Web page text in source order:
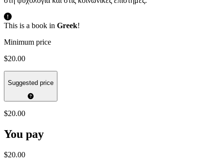
This is a book in Greek!
Minimum price
$20.00
Suggested price
$20.00
You pay
$20.00